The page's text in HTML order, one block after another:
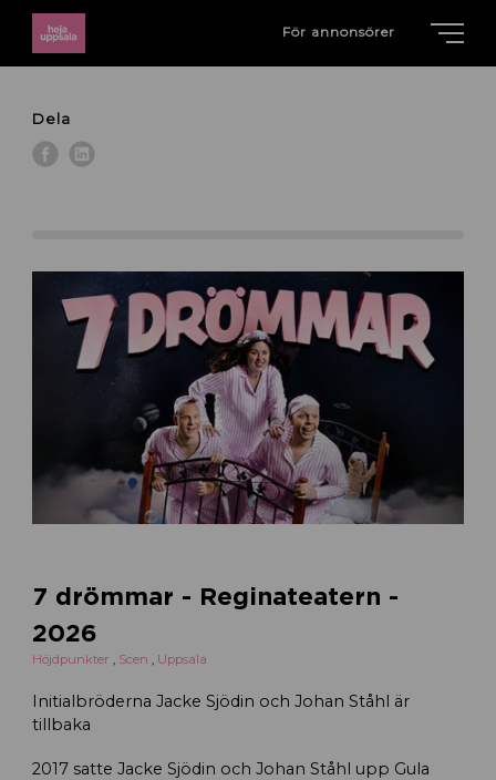
För annonsörer
Dela
7 drömmar - Reginateatern -
2026
Höjdpunkter , Scen , Uppsala
Initialbröderna Jacke Sjödin och Johan Ståhl är
tillbaka
2017 satte Jacke Sjödin och Johan Ståhl upp Gula